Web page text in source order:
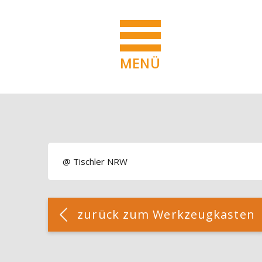
MENÜ
Blöcke
@ Tischler NRW
Blöcke
[Cocoon] Custom HTML überspringen
zurück zum Werkzeugkasten